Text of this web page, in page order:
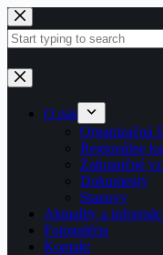
Preskočiť
na
obsah
Žiadne
výsledky
O nás
Organizačná
Regionálne
Zahraničné
Dokumenty
Stanovy
Aktuality a
Fotogaléria
Kontakt